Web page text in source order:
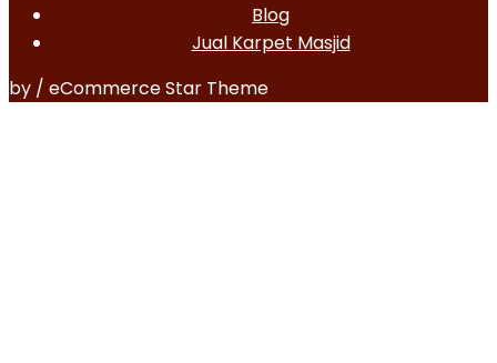
Blog
Jual Karpet Masjid
by / eCommerce Star Theme